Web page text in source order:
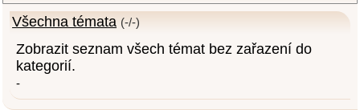
Všechna témata (-/-)
Zobrazit seznam všech témat bez zařazení do
kategorií.
-